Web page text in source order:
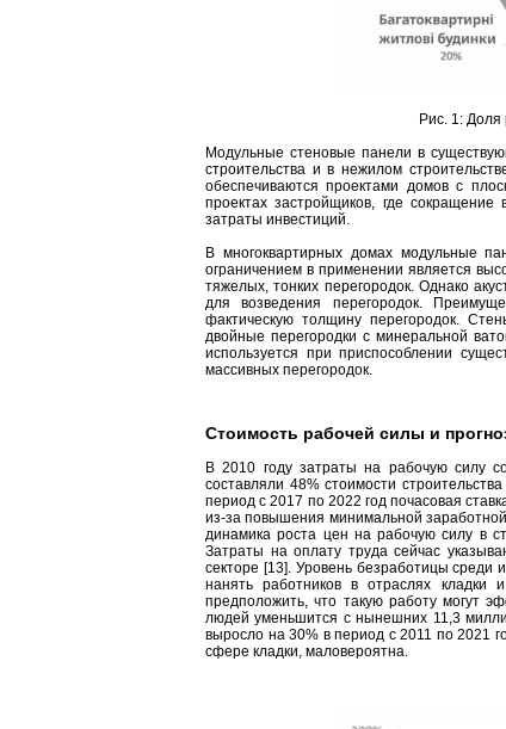
Рис. 1: Доля
Модульные стеновые панели в
строительства и в нежилом
обеспечиваются проектами домов с
проектах застройщиков, где
затраты инвестиций.
В многоквартирных домах модульные
ограничением в применении является
тяжелых, тонких перегородок. Однако
для возведения перегородок.
фактическую толщину перегородок.
двойные перегородки с минеральной
используется при приспособлении
массивных перегородок.
Стоимость рабочей силы и
В 2010 году затраты на рабочую силу
составляли 48% стоимости
период с 2017 по 2022 год почасовая
из-за повышения минимальной
динамика роста цен на рабочую силу в
Затраты на оплату труда сейчас
секторе [13]. Уровень безработицы
нанять работников в отраслях кладки
предположить, что такую работу могут
людей уменьшится с нынешних 11,3
выросло на 30% в период с 2011 по 2021
сфере кладки, маловероятна.